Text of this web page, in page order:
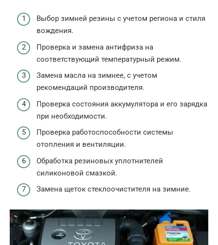
Выбор зимней резины с учетом региона и стиля
вождения.
Проверка и замена антифриза на
соответствующий температурный режим.
Замена масла на зимнее, с учетом
рекомендаций производителя.
Проверка состояния аккумулятора и его зарядка
при необходимости.
Проверка работоспособности системы
отопления и вентиляции.
Обработка резиновых уплотнителей
силиконовой смазкой.
Замена щеток стеклоочистителя на зимние.